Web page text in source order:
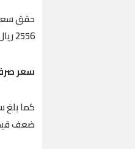
2556 ريال للبيع.
سعر
ضعف